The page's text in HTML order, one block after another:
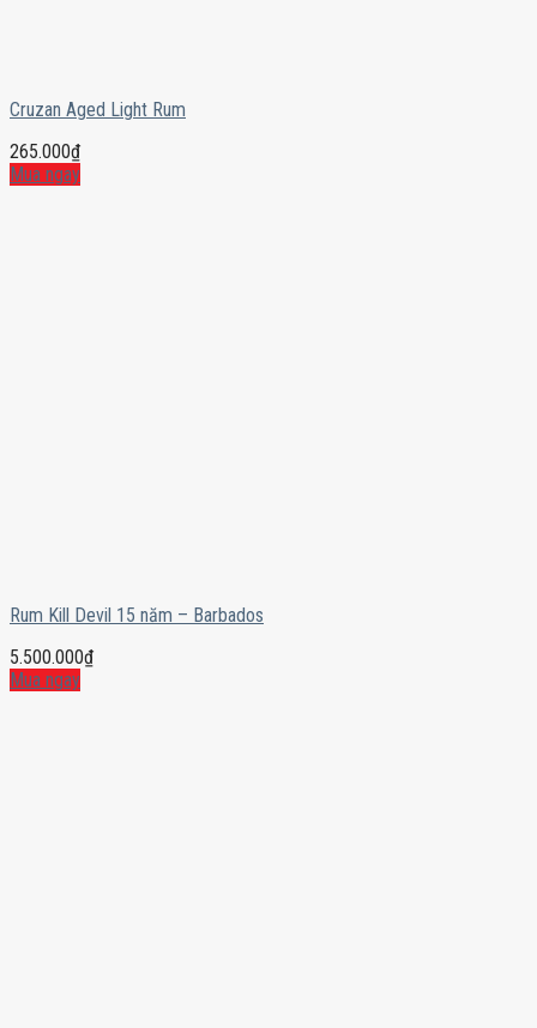
Cruzan Aged Light Rum
265.000₫
Mua ngay
Rum Kill Devil 15 năm – Barbados
5.500.000₫
Mua ngay